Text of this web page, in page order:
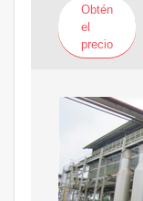
Obtén
el
precio